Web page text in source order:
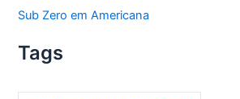
Sub Zero em Americana
Tags